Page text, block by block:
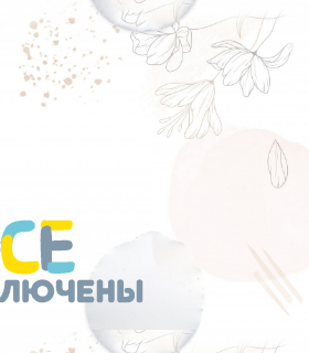
Перейти
к
содержанию